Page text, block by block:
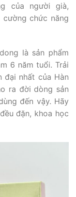
của người già,
chức năng
là sản phẩm
6 năm tuổi. Trải
đại nhất của Hàn
ra đời dòng sản
đến vậy. Hãy
đặn, khoa học